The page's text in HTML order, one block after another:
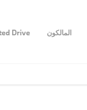
المالكون Drive